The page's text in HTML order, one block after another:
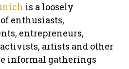
is a loosely
enthusiasts,
entrepreneurs,
artists and other
informal gatherings